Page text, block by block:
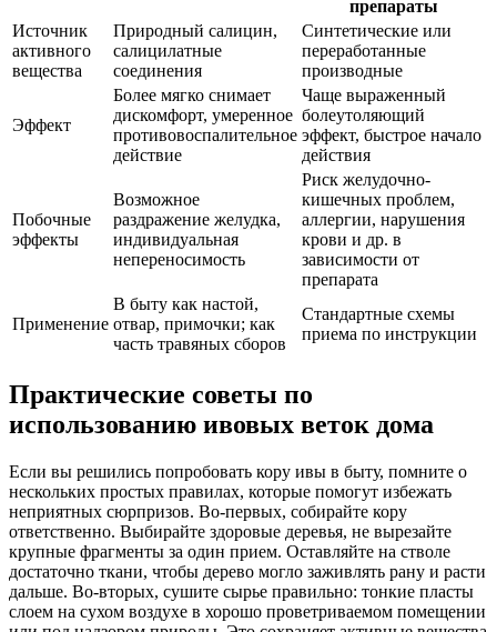
препараты
Источник
активного
вещества
Природный салицин,
салицилатные
соединения
Синтетические или
переработанные
производные
Эффект
Более мягко снимает
дискомфорт, умеренное
противовоспалительное
действие
Чаще выраженный
болеутоляющий
эффект, быстрое начало
действия
Побочные
эффекты
Возможное
раздражение желудка,
индивидуальная
непереносимость
Риск желудочно-
кишечных проблем,
аллергии, нарушения
крови и др. в
зависимости от
препарата
Применение
В быту как настой,
отвар, примочки; как
часть травяных сборов
Стандартные схемы
приема по инструкции
Практические советы по
использованию ивовых веток дома
Если вы решились попробовать кору ивы в быту, помните о
нескольких простых правилах, которые помогут избежать
неприятных сюрпризов. Во-первых, собирайте кору
ответственно. Выбирайте здоровые деревья, не вырезайте
крупные фрагменты за один прием. Оставляйте на стволе
достаточно ткани, чтобы дерево могло заживлять рану и расти
дальше. Во-вторых, сушите сырье правильно: тонкие пласты
слоем на сухом воздухе в хорошо проветриваемом помещении